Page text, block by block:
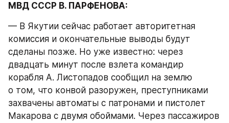
МВД СССР В. ПАРФЕНОВА:
— В Якутии сейчас работает авторитетная
комиссия и окончательные выводы будут
сделаны позже. Но уже известно: через
двадцать минут после взлета командир
корабля А. Листопадов сообщил на землю
о том, что конвой разоружен, преступниками
захвачены автоматы с патронами и пистолет
Макарова с двумя обоймами. Через пассажиров